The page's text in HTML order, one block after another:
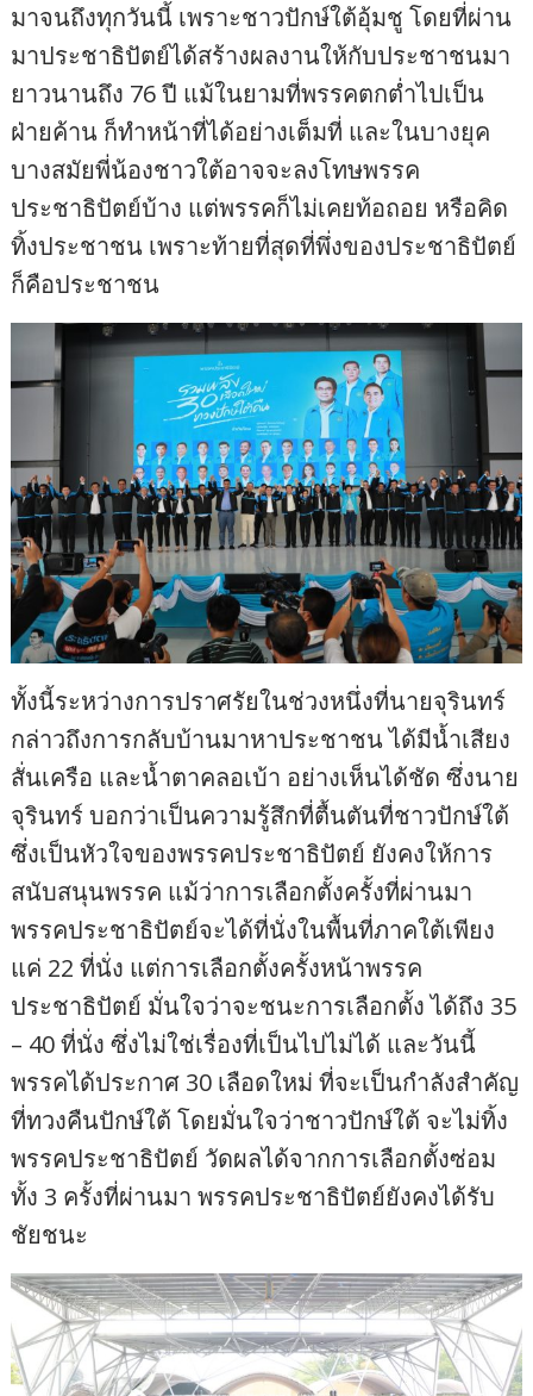
มาจนถึงทุกวันนี้ เพราะชาวปักษ์ใต้อุ้มชู โดยที่ผ่าน
มาประชาธิปัตย์ได้สร้างผลงานให้กับประชาชนมา
ยาวนานถึง 76 ปี แม้ในยามที่พรรคตกต่ำไปเป็น
ฝ่ายค้าน ก็ทำหน้าที่ได้อย่างเต็มที่ และในบางยุค
บางสมัยพี่น้องชาวใต้อาจจะลงโทษพรรค
ประชาธิปัตย์บ้าง แต่พรรคก็ไม่เคยท้อถอย หรือคิด
ทิ้งประชาชน เพราะท้ายที่สุดที่พึ่งของประชาธิปัตย์
ก็คือประชาชน
ทั้งนี้ระหว่างการปราศรัยในช่วงหนึ่งที่นายจุรินทร์
กล่าวถึงการกลับบ้านมาหาประชาชน ได้มีน้ำเสียง
สั่นเครือ และน้ำตาคลอเบ้า อย่างเห็นได้ชัด ซึ่งนาย
จุรินทร์ บอกว่าเป็นความรู้สึกที่ตื้นตันที่ชาวปักษ์ใต้
ซึ่งเป็นหัวใจของพรรคประชาธิปัตย์ ยังคงให้การ
สนับสนุนพรรค แม้ว่าการเลือกตั้งครั้งที่ผ่านมา
พรรคประชาธิปัตย์จะได้ที่นั่งในพื้นที่ภาคใต้เพียง
แค่ 22 ที่นั่ง แต่การเลือกตั้งครั้งหน้าพรรค
ประชาธิปัตย์ มั่นใจว่าจะชนะการเลือกตั้ง ได้ถึง 35
– 40 ที่นั่ง ซึ่งไม่ใช่เรื่องที่เป็นไปไม่ได้ และวันนี้
พรรคได้ประกาศ 30 เลือดใหม่ ที่จะเป็นกำลังสำคัญ
ที่ทวงคืนปักษ์ใต้ โดยมั่นใจว่าชาวปักษ์ใต้ จะไม่ทิ้ง
พรรคประชาธิปัตย์ วัดผลได้จากการเลือกตั้งซ่อม
ทั้ง 3 ครั้งที่ผ่านมา พรรคประชาธิปัตย์ยังคงได้รับ
ชัยชนะ